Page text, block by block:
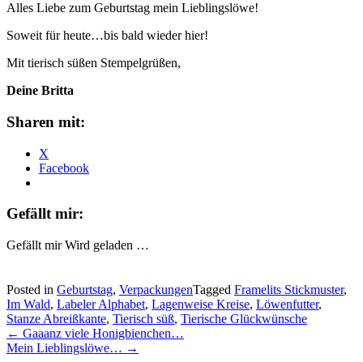
Alles Liebe zum Geburtstag mein Lieblingslöwe!
Soweit für heute…bis bald wieder hier!
Mit tierisch süßen Stempelgrüßen,
Deine Britta
Sharen mit:
X
Facebook
Gefällt mir:
Gefällt mir Wird geladen …
Posted in Geburtstag, VerpackungenTagged Framelits Stickmuster,
Im Wald, Labeler Alphabet, Lagenweise Kreise, Löwenfutter,
Stanze Abreißkante, Tierisch süß, Tierische Glückwünsche
Post
navigation
← Gaaanz viele Honigbienchen…
Mein Lieblingslöwe… →